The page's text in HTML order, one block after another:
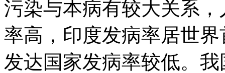
污染与本病有较大关系
率高，印度发病率居世
发达国家发病率较低。